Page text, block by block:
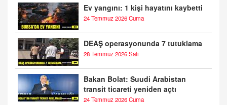
Ev yangını: 1 kişi hayatını kaybetti
24 Temmuz 2026 Cuma
DEAŞ operasyonunda 7 tutuklama
28 Temmuz 2026 Salı
Bakan Bolat: Suudi Arabistan
transit ticareti yeniden açtı
24 Temmuz 2026 Cuma